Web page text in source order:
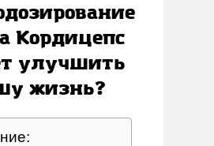
Кордицепс
улучшить
жизнь?